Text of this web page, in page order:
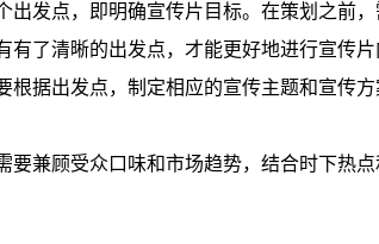
出发点，即明确宣传片目标。在策划之前
了清晰的出发点，才能更好地进行宣传片
根据出发点，制定相应的宣传主题和宣传
要兼顾受众口味和市场趋势，结合时下热